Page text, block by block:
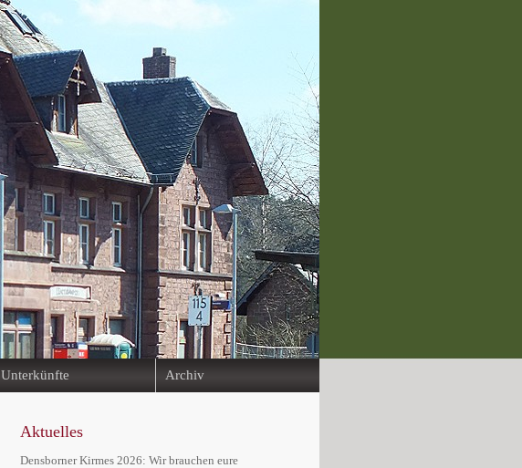
Unterkünfte Archiv
Aktuelles
Densborner Kirmes 2026: Wir brauchen eure